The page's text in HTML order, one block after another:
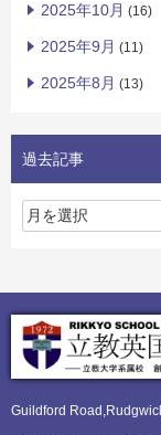
2025年10月 (16)
2025年9月 (11)
2025年8月 (13)
過去記事
Guildford